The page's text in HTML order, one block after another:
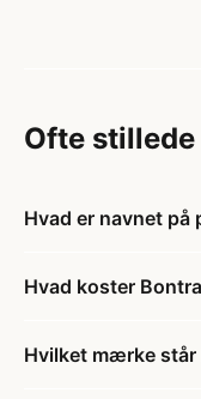
Ofte
Hvad er navnet på
Hvad koster
Hvilket mærke står